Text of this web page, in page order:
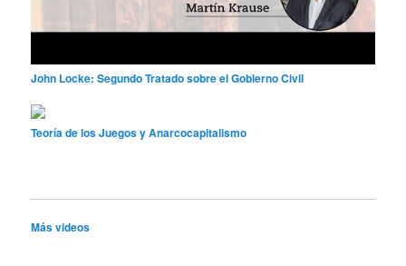
John Locke: Segundo Tratado sobre el Gobierno Civil
Teoría de los Juegos y Anarcocapitalismo
Más videos